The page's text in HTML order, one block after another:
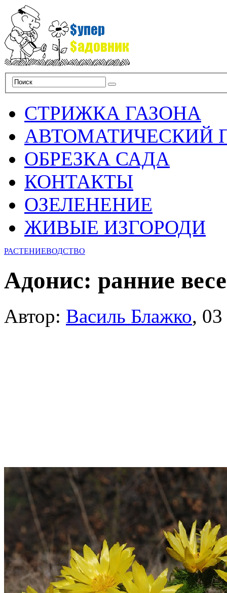
СТРИЖКА ГАЗОНА
АВТОМАТИЧЕСКИЙ
ОБРЕЗКА САДА
КОНТАКТЫ
ОЗЕЛЕНЕНИЕ
ЖИВЫЕ ИЗГОРОДИ
РАСТЕНИЕВОДСТВО
Адонис: ранние
Автор: Василь Блажко,